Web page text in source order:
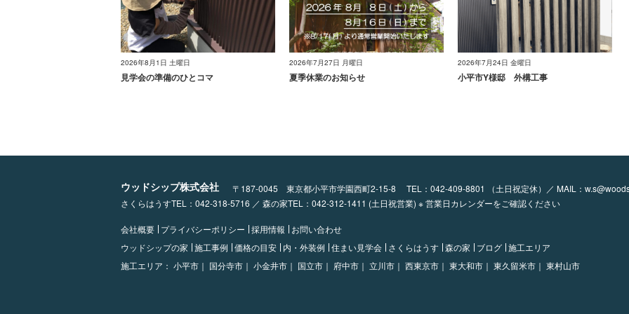
2026年8月1日 土曜日
見学会の準備のひとコマ
2026年7月27日 月曜日
夏季休業のお知らせ
2026年7月24日 金曜日
小平市Y様邸 外構工事
ウッドシップ株式会社 〒187-0045 東京都小平市学園西町2-15-8 TEL： 042-409-8801 （土日祝定休）／ MAIL：
さくらはうすTEL：042-318-5716 ／ 森の家TEL：042-312-1411 (土日祝営業) ※ 営業日カレンダーをご確認ください
会社概要 プライバシーポリシー 採用情報
お問い合わせ
ウッドシップの家 施工事例 価格の目安 内・外装例 住まい見学会 さくらはうす 森の家 ブログ 施工エリア
施工エリア： 小平市｜ 国分寺市｜ 小金井市｜ 国立市｜ 府中市｜ 立川市｜ 西東京市｜ 東大和市｜ 東久留米市｜ 東村山市